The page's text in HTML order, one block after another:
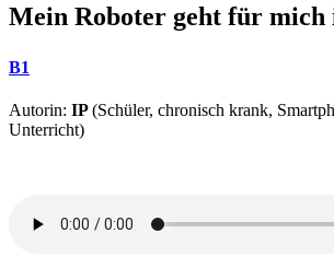
Mein Roboter geht für mich
B1
Autorin: IP(Schüler, chronisch krank,
Unterricht)